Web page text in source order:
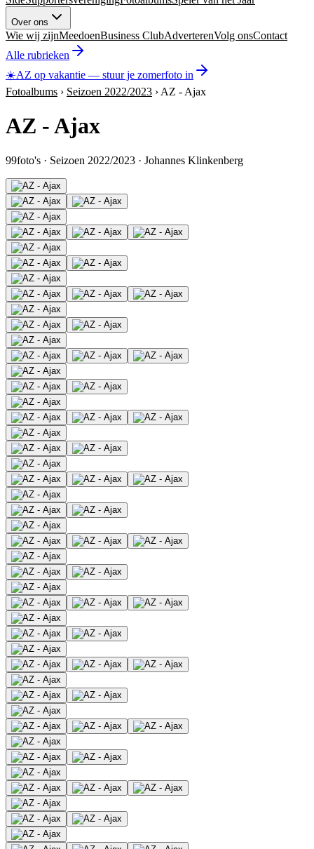
Over ons
Wie wij zijnMeedoenBusiness ClubAdverterenVolg onsContact
Alle rubrieken
☀️AZ op vakantie — stuur je zomerfoto in
Fotoalbums › Seizoen 2022/2023 › AZ - Ajax
AZ - Ajax
99foto's · Seizoen 2022/2023 · Johannes Klinkenberg